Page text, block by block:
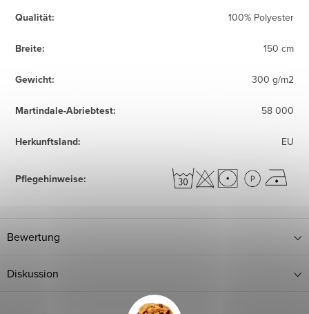
Qualität: 100% Polyester
Breite: 150 cm
Gewicht: 300 g/m2
Martindale-Abriebtest: 58 000
Herkunftsland: EU
Pflegehinweise:
Bewertung
Diskussion